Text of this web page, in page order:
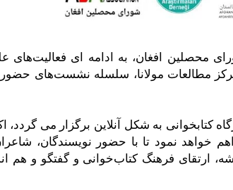
محصلین افغان، به ادامه‌ ای فعالیت‌های
مرکز مطالعات مولانا، سلسله نشست‌های
کتابخوانی به شکل آنلاین برگزار می
خواهد نمود تا با حضور نویسندگان،
ارتقای فرهنگ کتاب‌خوانی و گفتگو و هم